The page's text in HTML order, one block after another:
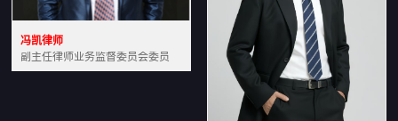
冯凯律师
副主任律师业务监督委员会委员